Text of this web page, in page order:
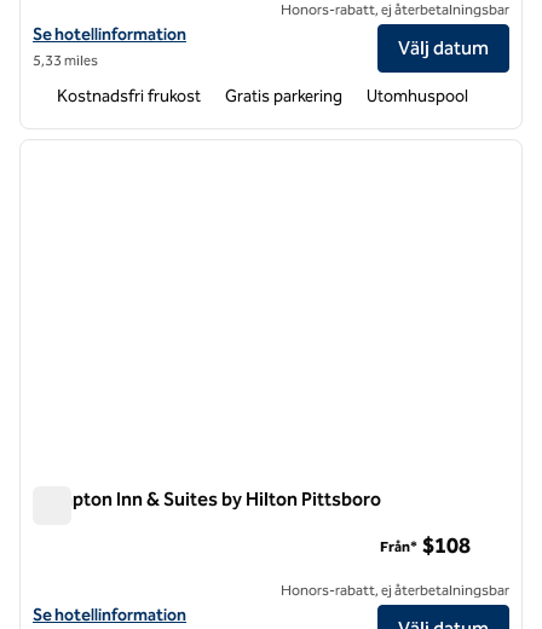
Visa hotelluppgifter för Hampton Inn Sanford
Se hotellinformation
5,33 miles
Honors-rabatt, ej återbetalningsbar
Välj datum
Kostnadsfri frukost Gratis parkering Utomhuspool
1 av 14
nästa
Hampton Inn & Suites by Hilton Pittsboro
Visa hotelluppgifter för Hampton Inn & Suites by Hilton Pittsboro
Se hotellinformation
Från* $108
Honors-rabatt, ej återbetalningsbar